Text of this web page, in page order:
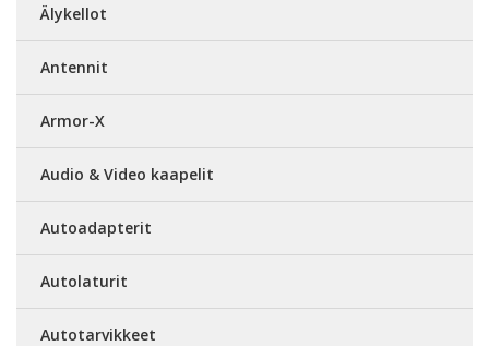
Älykellot
Antennit
Armor-X
Audio & Video kaapelit
Autoadapterit
Autolaturit
Autotarvikkeet